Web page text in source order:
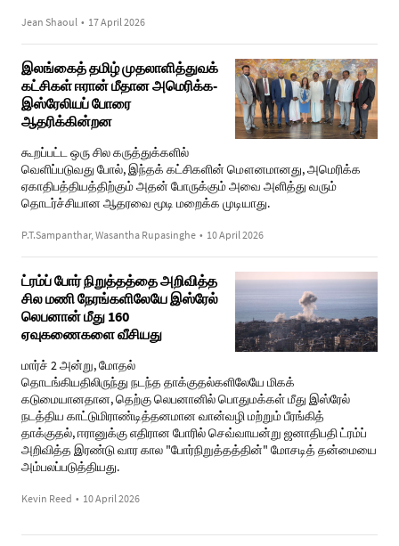
Jean Shaoul • 17 April 2026
இலங்கைத் தமிழ் முதலாளித்துவக்
கட்சிகள் ஈரான் மீதான அமெரிக்க-
இஸ்ரேலியப் போரை
ஆதரிக்கின்றன
கூறப்பட்ட ஒரு சில கருத்துக்களில்
வெளிப்படுவது போல், இந்தக் கட்சிகளின் மௌனமானது, அமெரிக்க
ஏகாதிபத்தியத்திற்கும் அதன் போருக்கும் அவை அளித்து வரும்
தொடர்ச்சியான ஆதரவை மூடி மறைக்க முடியாது.
P.T.Sampanthar, Wasantha Rupasinghe • 10 April 2026
ட்ரம்ப் போர் நிறுத்தத்தை அறிவித்த
சில மணி நேரங்களிலேயே இஸ்ரேல்
லெபனான் மீது 160
ஏவுகணைகளை வீசியது
மார்ச் 2 அன்று, மோதல்
தொடங்கியதிலிருந்து நடந்த தாக்குதல்களிலேயே மிகக்
கடுமையானதான, தெற்கு லெபனானில் பொதுமக்கள் மீது இஸ்ரேல்
நடத்திய காட்டுமிராண்டித்தனமான வான்வழி மற்றும் பீரங்கித்
தாக்குதல், ஈரானுக்கு எதிரான போரில் செவ்வாயன்று ஜனாதிபதி ட்ரம்ப்
அறிவித்த இரண்டு வார கால "போர்நிறுத்தத்தின்" மோசடித் தன்மையை
அம்பலப்படுத்தியது.
Kevin Reed • 10 April 2026